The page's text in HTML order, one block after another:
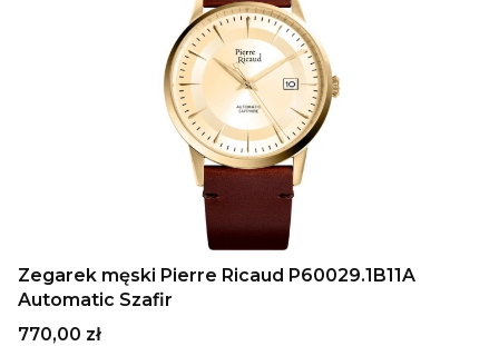
Zegarek męski Pierre Ricaud P60029.1B11A
Automatic Szafir
Cena
770,00 zł